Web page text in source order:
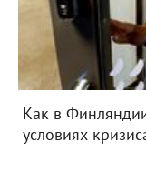
Как в
условиях